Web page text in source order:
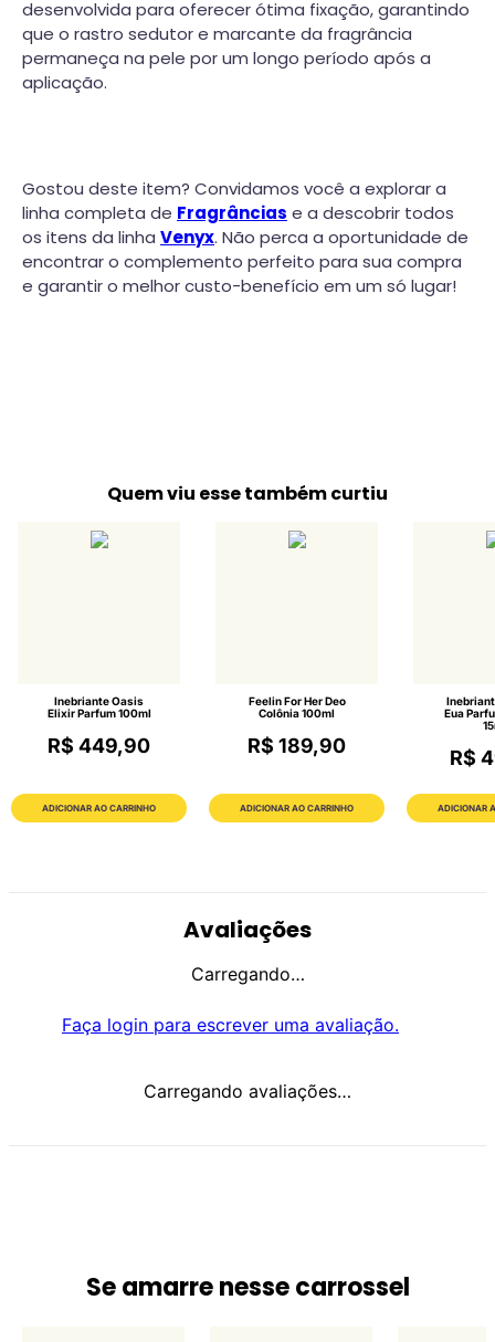
desenvolvida para oferecer ótima fixação, garantindo
que o rastro sedutor e marcante da fragrância
permaneça na pele por um longo período após a
aplicação.
Gostou deste item? Convidamos você a explorar a
linha completa de Fragrâncias e a descobrir todos
os itens da linha Venyx. Não perca a oportunidade de
encontrar o complemento perfeito para sua compra
e garantir o melhor custo-benefício em um só lugar!
Quem viu esse também curtiu
Inebriante Oasis
Elixir Parfum 100ml
R$ 449,90
ADICIONAR AO CARRINHO
Feelin For Her Deo
Colônia 100ml
R$ 189,90
ADICIONAR AO CARRINHO
Eua
R$
ADICIONAR
Avaliações
Carregando…
Faça login para escrever uma avaliação.
Carregando avaliações…
Se amarre nesse carrossel